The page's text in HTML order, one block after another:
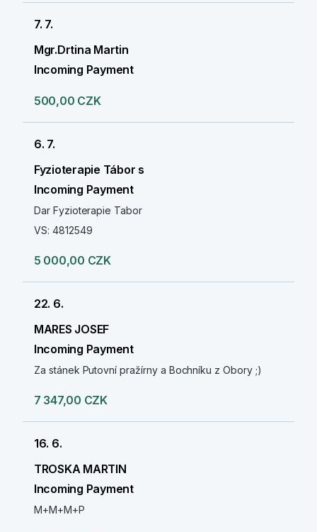
7. 7.
Mgr.Drtina Martin
Incoming Payment
500,00 CZK
6. 7.
Fyzioterapie Tábor s
Incoming Payment
Dar Fyzioterapie Tabor
VS: 4812549
5 000,00 CZK
22. 6.
MARES JOSEF
Incoming Payment
Za stánek Putovní pražírny a Bochníku z Obory ;)
7 347,00 CZK
16. 6.
TROSKA MARTIN
Incoming Payment
M+M+M+P